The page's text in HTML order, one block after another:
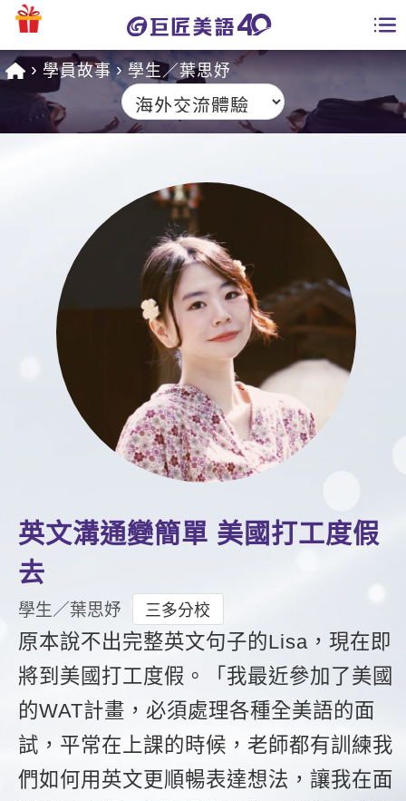
課程總覽
英文課程總表
英文會話
商用英文
英文檢定
TOEIC 多益課程
IELTS 雅思課程
GEPT 全民英檢課程
能力養成
自然發音
英文聽力養成
開口溜英文
基礎字彙
情境閱讀
英文文法技巧
英文寫作
TED Talks
CNN聽力強化
特色課程
英語俱樂部
Let's Talk
日語
西班牙語
外語即時通
兒童美語
更多
企業訓練
點讀筆教材
數位學習教材
免費資源
英文部落格
多益秒學堂
影音學英文
英文能力測驗
師資團隊
學習分享
學員故事
活動花絮
學員專區
Recruiting
學員故事 學生／葉思妤
英文溝通變簡單 美國打工度假
去
學生／葉思妤 三多分校
原本說不出完整英文句子的Lisa，現在即
將到美國打工度假。「我最近參加了美國
的WAT計畫，必須處理各種全美語的面
試，平常在上課的時候，老師都有訓練我
們如何用英文更順暢表達想法，讓我在面